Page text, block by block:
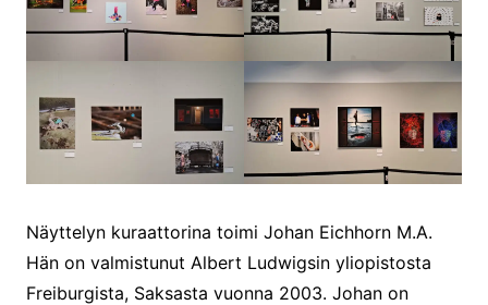
Näyttelyn kuraattorina toimi Johan Eichhorn M.A.
Hän on valmistunut Albert Ludwigsin yliopistosta
Freiburgista, Saksasta vuonna 2003. Johan on